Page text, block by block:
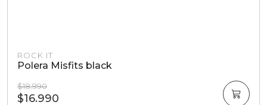
ROCK IT
Polera Misfits black
$18.990
$16.990